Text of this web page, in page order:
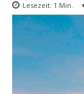
Lesezeit: 1 Min.